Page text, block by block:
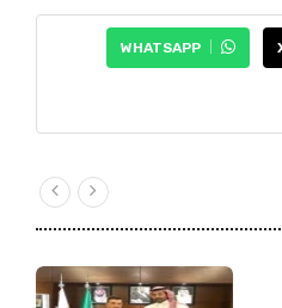
WHATSAPP